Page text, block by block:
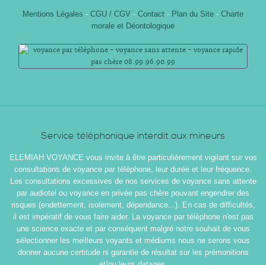
Mentions Légales - CGU / CGV - Contact - Plan du Site - Charte
morale et Déontologique
Service téléphonique interdit aux mineurs
ELEMIAH VOYANCE vous invite à être particulièrement vigilant sur vos
consultations de voyance par téléphone, leur durée et leur fréquence.
Les consultations excessives de nos services de voyance sans attente
par audiotel ou voyance en privée pas chère pouvant engendrer des
risques (endettement, isolement, dépendance...). En cas de difficultés,
il est impératif de vous faire aider. La voyance par téléphone n'est pas
une science exacte et par conséquent malgré notre souhait de vous
sélectionner les meilleurs voyants et médiums nous ne serons vous
donner aucune certitude ni garantie de résultat sur les prémonitions